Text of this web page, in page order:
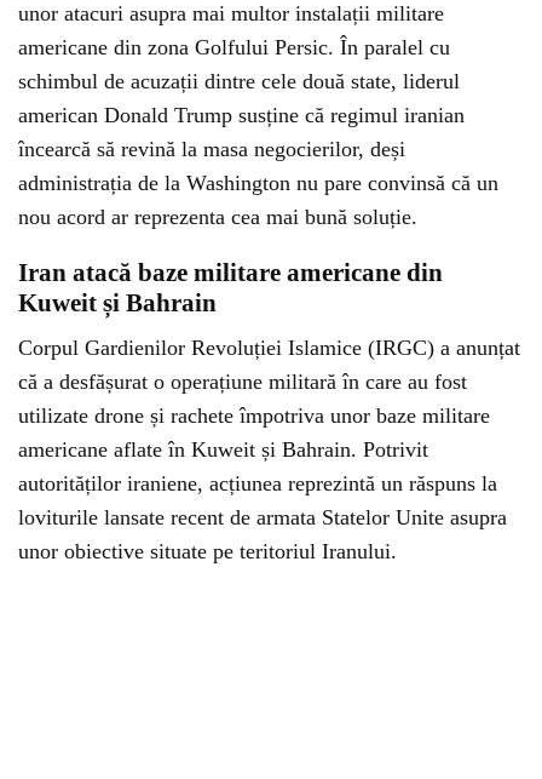
unor atacuri asupra mai multor instalații militare
americane din zona Golfului Persic. În paralel cu
schimbul de acuzații dintre cele două state, liderul
american Donald Trump susține că regimul iranian
încearcă să revină la masa negocierilor, deși
administrația de la Washington nu pare convinsă că un
nou acord ar reprezenta cea mai bună soluție.
Iran atacă baze militare americane din
Kuweit și Bahrain
Corpul Gardienilor Revoluției Islamice (IRGC) a anunțat
că a desfășurat o operațiune militară în care au fost
utilizate drone și rachete împotriva unor baze militare
americane aflate în Kuweit și Bahrain. Potrivit
autorităților iraniene, acțiunea reprezintă un răspuns la
loviturile lansate recent de armata Statelor Unite asupra
unor obiective situate pe teritoriul Iranului.